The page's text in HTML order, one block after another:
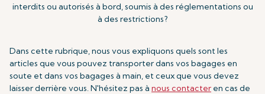
interdits ou autorisés à bord, soumis à des réglementations ou
à des restrictions?
Dans cette rubrique, nous vous expliquons quels sont les
articles que vous pouvez transporter dans vos bagages en
soute et dans vos bagages à main, et ceux que vous devez
laisser derrière vous. N'hésitez pas à nous contacter en cas de